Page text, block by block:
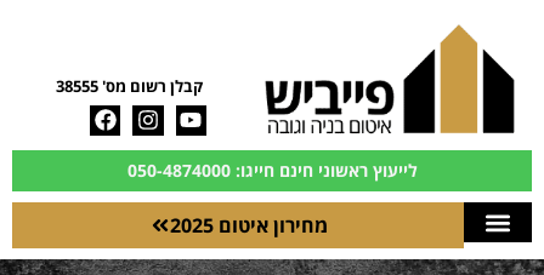
קבלן רשום מס' 38555
לייעוץ ראשוני חינם חייגו: 050-4874000
מחירון איטום 2025